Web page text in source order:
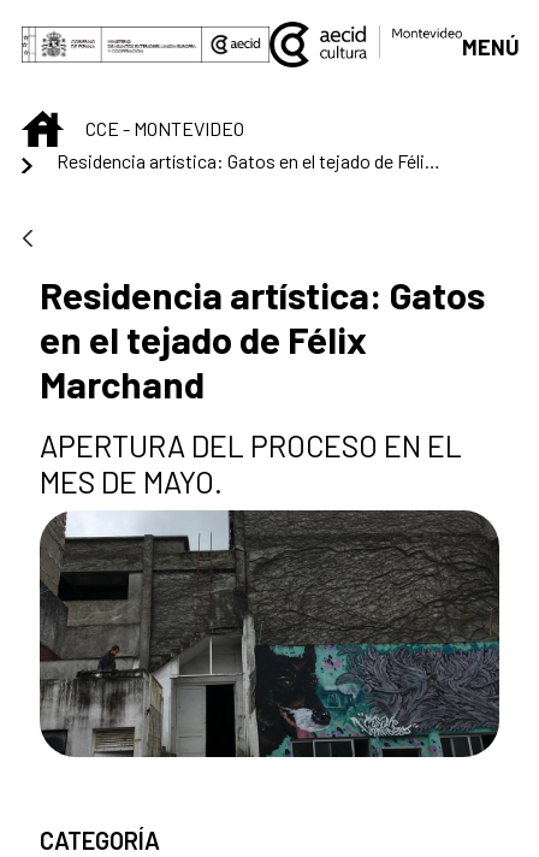
Saltar al contenido principal
MENÚ
INICIOCCE - MONTEVIDEO
Residencia artística: Gatos en el tejado de Félix Marchand
Residencia artística: Gatos
en el tejado de Félix
Marchand
APERTURA DEL PROCESO EN EL
MES DE MAYO.
CATEGORÍA